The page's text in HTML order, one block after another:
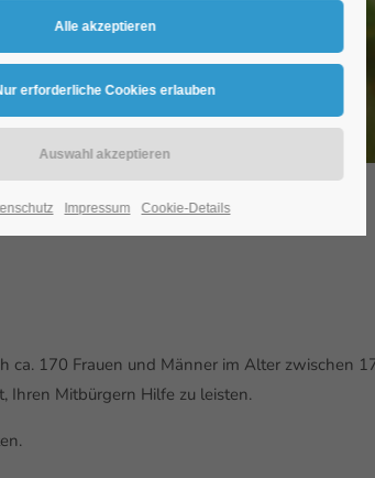
ca. 170 Frauen und Männer im Alter zwischen
Ihren Mitbürgern Hilfe zu leisten.
Impressum Cookie-Details